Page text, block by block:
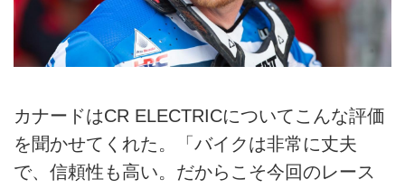
カナードはCR ELECTRICについてこんな評価
を聞かせてくれた。「バイクは非常に丈夫
で、信頼性も高い。だからこそ今回のレース